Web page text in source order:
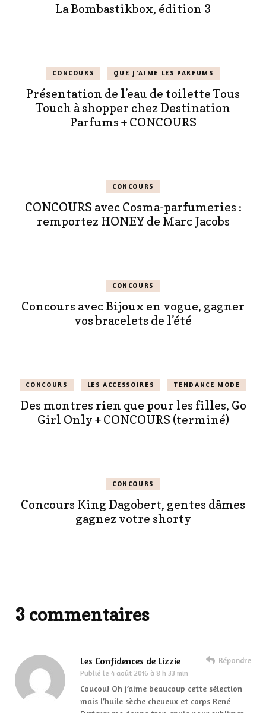
La Bombastikbox, édition 3
CONCOURS QUE J'AIME LES PARFUMS
Présentation de l’eau de toilette Tous
Touch à shopper chez Destination
Parfums + CONCOURS
CONCOURS
CONCOURS avec Cosma-parfumeries :
remportez HONEY de Marc Jacobs
CONCOURS
Concours avec Bijoux en vogue, gagner
vos bracelets de l’été
CONCOURS LES ACCESSOIRES TENDANCE MODE
Des montres rien que pour les filles, Go
Girl Only + CONCOURS (terminé)
CONCOURS
Concours King Dagobert, gentes dâmes
gagnez votre shorty
3 commentaires
Les Confidences de Lizzie
Publié le 4 août 2016 à 8 h 33 min
Répondre
Coucou! Oh j’aime beaucoup cette sélection
mais l’huile sèche cheveux et corps René